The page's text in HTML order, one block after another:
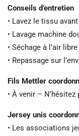
Conseils d’entretien
• Lavez le tissu
• Lavage machine
• Séchage à l’air libre
• Repassage sur
Fils Mettler
• À venir –
Jersey unis
• Les associations